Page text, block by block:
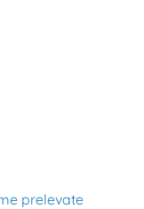
prelevate